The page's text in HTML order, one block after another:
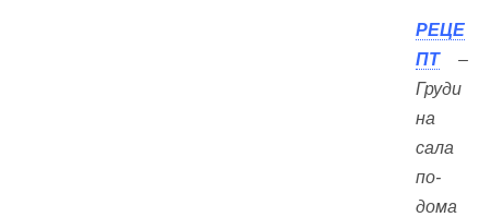
РЕЦЕ
ПТ–
Груди
на
сала
по-
дома